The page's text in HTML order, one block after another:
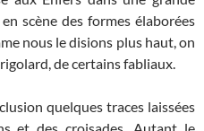
scène des formes élaborées
nous le disions plus haut, on
de certains fabliaux.
quelques traces laissées